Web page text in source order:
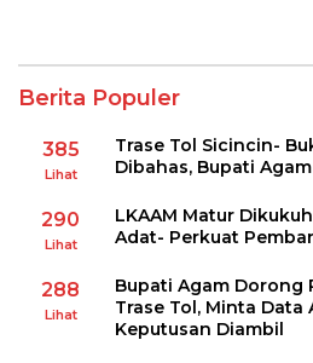
Berita Populer
385
Lihat
Trase Tol Sicincin-
Dibahas, Bupati
290
Lihat
LKAAM Matur
Adat- Perkuat
288
Lihat
Bupati Agam Dorong
Trase Tol, Minta Data
Keputusan Diambil